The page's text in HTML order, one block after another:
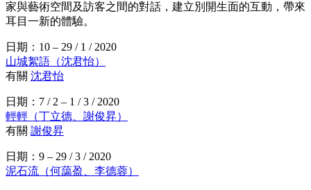
家與藝術空間及訪客之間的對話，建立別開生面的互動，帶來
耳目一新的體驗。
日期：10 – 29 / 1 / 2020
山城絮語（沈君怡）
有關 沈君怡
日期：7 / 2 – 1 / 3 / 2020
輕輕（丁立德、謝俊昇）
有關 謝俊昇
日期：9 – 29 / 3 / 2020
泥石流（何藹盈、李德蓉）